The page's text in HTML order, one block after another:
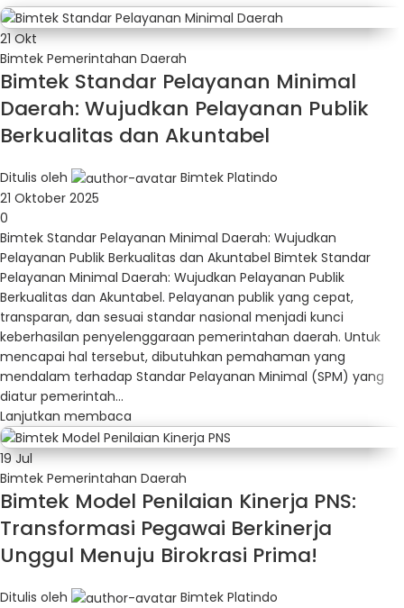
21Okt
Bimtek Pemerintahan Daerah
Bimtek Standar Pelayanan Minimal
Daerah: Wujudkan Pelayanan Publik
Berkualitas dan Akuntabel
Ditulis oleh
Bimtek Platindo
21 Oktober 2025
0
Bimtek Standar Pelayanan Minimal Daerah: Wujudkan
Pelayanan Publik Berkualitas dan Akuntabel Bimtek Standar
Pelayanan Minimal Daerah: Wujudkan Pelayanan Publik
Berkualitas dan Akuntabel. Pelayanan publik yang cepat,
transparan, dan sesuai standar nasional menjadi kunci
keberhasilan penyelenggaraan pemerintahan daerah. Untuk
mencapai hal tersebut, dibutuhkan pemahaman yang
mendalam terhadap Standar Pelayanan Minimal (SPM) yang
diatur pemerintah...
Lanjutkan membaca
19Jul
Bimtek Pemerintahan Daerah
Bimtek Model Penilaian Kinerja PNS:
Transformasi Pegawai Berkinerja
Unggul Menuju Birokrasi Prima!
Ditulis oleh
Bimtek Platindo